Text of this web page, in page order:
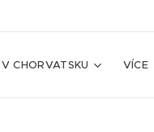
CHORVATSKU VÍCE